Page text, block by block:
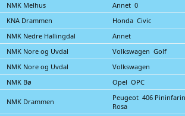
NMK Melhus
Annet 0
KNA Drammen
Honda Civic
NMK Nedre Hallingdal
Annet
NMK Nore og Uvdal
Volkswagen Golf
NMK Nore og Uvdal
Volkswagen
NMK Bø Opel OPC
NMK Drammen
Peugeot 406
Rosa